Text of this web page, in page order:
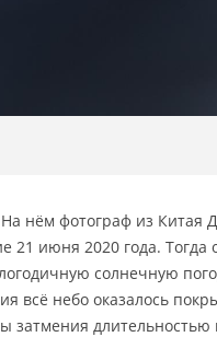
На нём фотограф из Китая
21 июня 2020 года. Тогда
солнечную
всё небо оказалось
затмения длительностью